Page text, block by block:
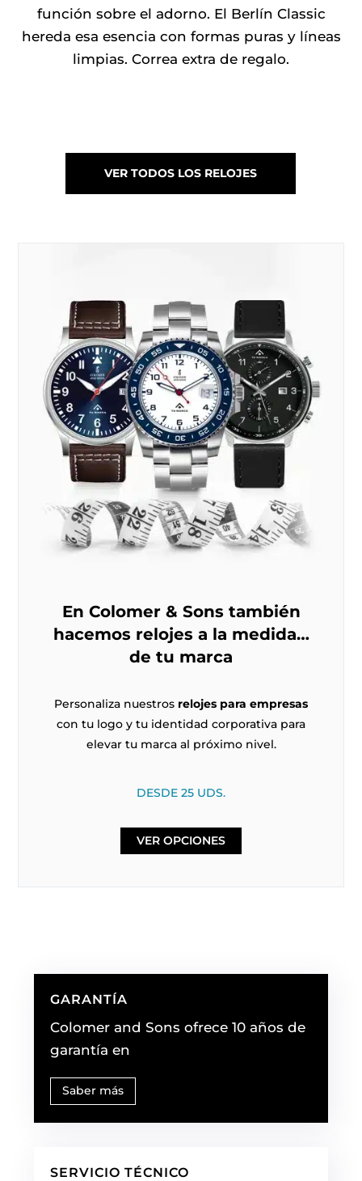
325.00€.260.00€.
función sobre el adorno. El Berlín Classic
hereda esa esencia con formas puras y líneas
limpias. Correa extra de regalo.
VER TODOS LOS RELOJES
En Colomer & Sons también
hacemos relojes a la medida…
de tu marca
Personaliza nuestros relojes para empresas
con tu logo y tu identidad corporativa para
elevar tu marca al próximo nivel.
DESDE 25 UDS.
VER OPCIONES
GARANTÍA
Colomer and Sons ofrece 10 años de
garantía en
Saber más
SERVICIO TÉCNICO